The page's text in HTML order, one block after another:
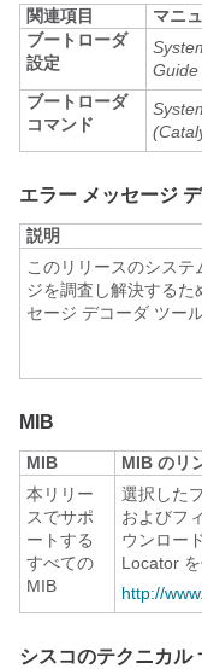
関連項目
マニ
ブートローダ
設定
Guide
ブートローダ
コマンド
エラー メッセージ
説明
このリリースのシステ
ジを調査し解決するた
セージ デコーダ ツー
MIB
MIB
MIB のリ
本リリー
スでサポ
ートする
すべての
MIB
選択した
およびフ
ウンロー
Locator を
http:/​/​
シスコのテクニカル